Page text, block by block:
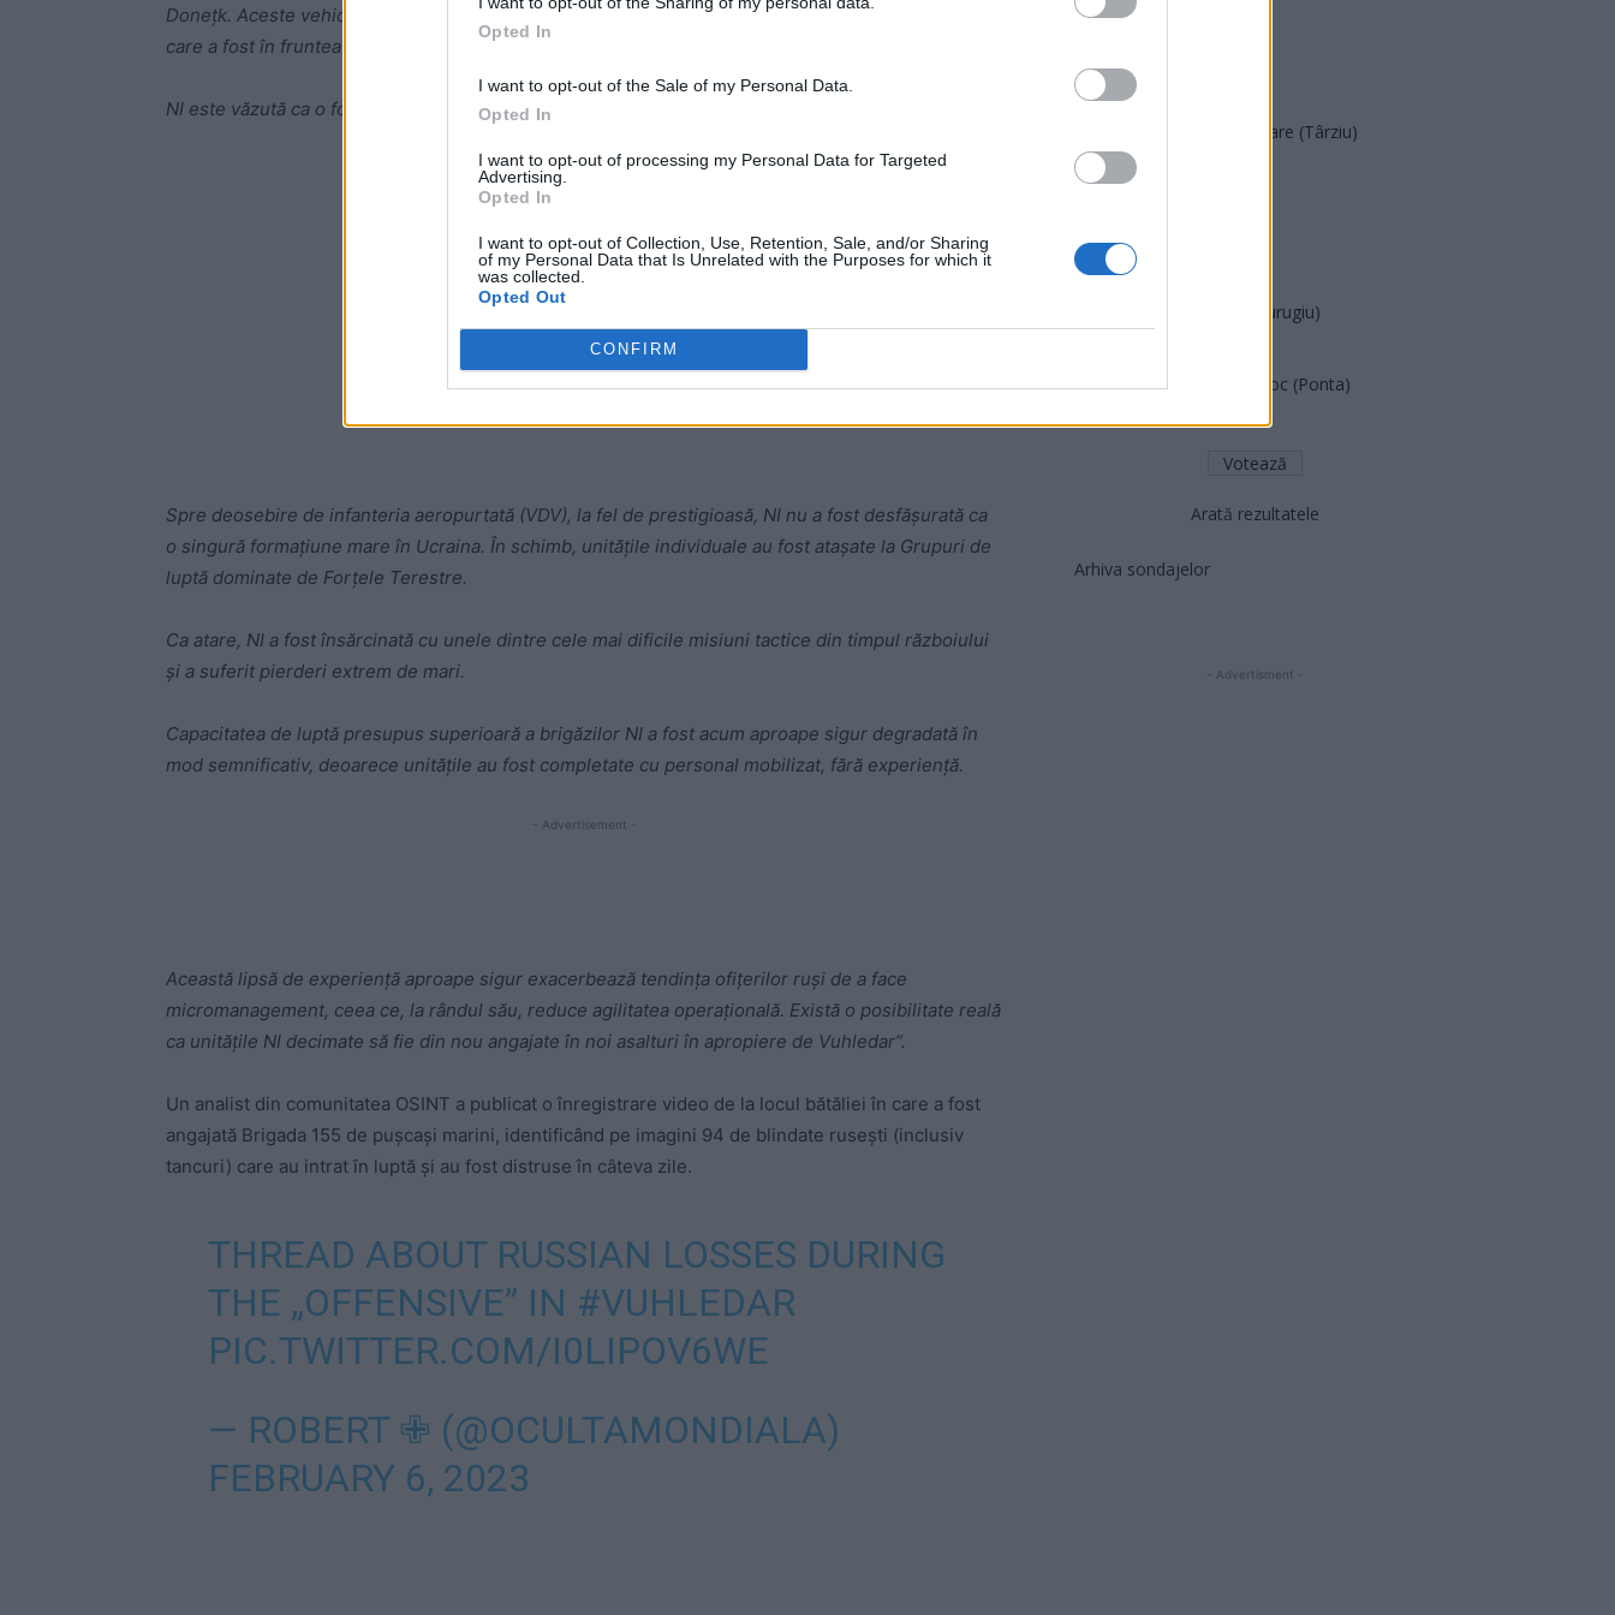
Opted In
I want to opt-out of the Sale of my Personal Data.
Opted In
I want to opt-out of processing my Personal Data for Targeted
Advertising.
Opted In
I want to opt-out of Collection, Use, Retention, Sale, and/or Sharing
of my Personal Data that Is Unrelated with the Purposes for which it
was collected.
Opted Out
CONFIRM
Donețk. Aceste vehicule erau probabil elemente ale Brigăzii 155 de Infanterie Navală (NI) a Rusiei,
care a fost în fruntea costisitoarelor ofensive lansate recent.
NI este văzută ca o forță de infanterie de elită în cadrul armatei ruse.
- Advertisement -
Spre deosebire de infanteria aeropurtată (VDV), la fel de prestigioasă, NI nu a fost desfășurată ca
o singură formațiune mare în Ucraina. În schimb, unitățile individuale au fost atașate la Grupuri de
luptă dominate de Forțele Terestre.
Ca atare, NI a fost însărcinată cu unele dintre cele mai dificile misiuni tactice din timpul războiului
și a suferit pierderi extrem de mari.
Capacitatea de luptă presupus superioară a brigăzilor NI a fost acum aproape sigur degradată în
mod semnificativ, deoarece unitățile au fost completate cu personal mobilizat, fără experiență.
- Advertisement -
Această lipsă de experiență aproape sigur exacerbează tendința ofițerilor ruși de a face
micromanagement, ceea ce, la rândul său, reduce agilitatea operațională. Există o posibilitate reală
ca unitățile NI decimate să fie din nou angajate în noi asalturi în apropiere de Vuhledar“.
Un analist din comunitatea OSINT a publicat o înregistrare video de la locul bătăliei în care a fost
angajată Brigada 155 de pușcași marini, identificând pe imagini 94 de blindate rusești (inclusiv
tancuri) care au intrat în luptă și au fost distruse în câteva zile.
THREAD ABOUT RUSSIAN LOSSES DURING
THE „OFFENSIVE” IN #VUHLEDAR
PIC.TWITTER.COM/I0LIPOV6WE
— ROBERT ✙ (@OCULTAMONDIALA)
FEBRUARY 6, 2023
SOS (Șoșoacă)
PACE (Peia)
Acțiunea Conservatoare (Târziu)
PDF (Lazarus)
PNȚCD (Pavelescu)
PNCR (Terheș)
Partidul Patrioților (Surugiu)
România pe Primul Loc (Ponta)
Altul
Arată rezultatele
Arhiva sondajelor
- Advertisment -